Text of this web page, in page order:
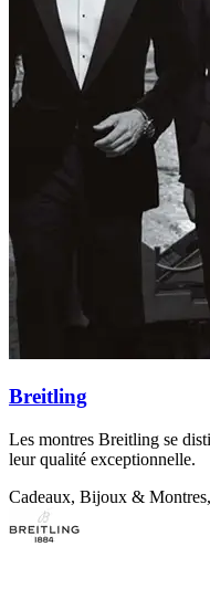
Breitling
Les montres Breitling se
leur qualité exceptionnelle.
Cadeaux, Bijoux &